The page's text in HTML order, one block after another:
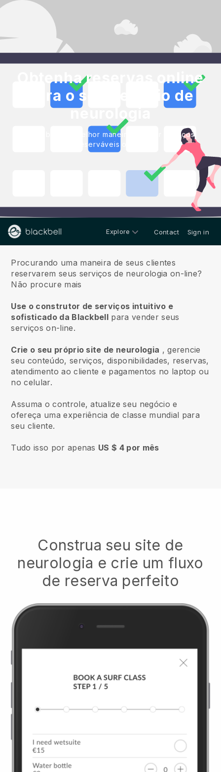
Obtenha reservas online
para o seu negócio de
neurologia
Blackbell é a melhor maneira de criar serviços
reserváveis online
Explore Contact Sign in
Procurando uma maneira de seus clientes
reservarem seus serviços de neurologia on-line?
Não procure mais
Use o construtor de serviços intuitivo e
sofisticado da Blackbell para vender seus
serviços on-line.
Crie o seu próprio site de neurologia , gerencie
seu conteúdo, serviços, disponibilidades, reservas,
atendimento ao cliente e pagamentos no laptop ou
no celular.
Assuma o controle, atualize seu negócio e
ofereça uma experiência de classe mundial para
seu cliente.
Tudo isso por apenas US $ 4 por mês
Construa seu site de
neurologia e crie um fluxo
de reserva perfeito